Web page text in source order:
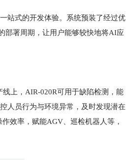
站式的开发体验。系统预装了经过优
部署周期，让用户能够较快地将AI应
上，AIR-020R可用于缺陷检测，能
人员行为与环境异常，及时发现潜在
效率，赋能AGV、巡检机器人等，